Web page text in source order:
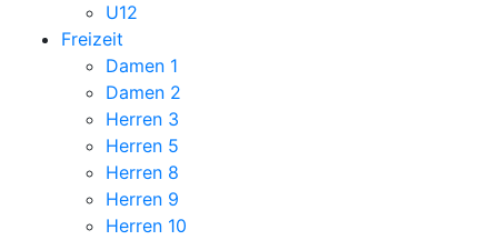
U12
Freizeit
Damen 1
Damen 2
Herren 3
Herren 5
Herren 8
Herren 9
Herren 10